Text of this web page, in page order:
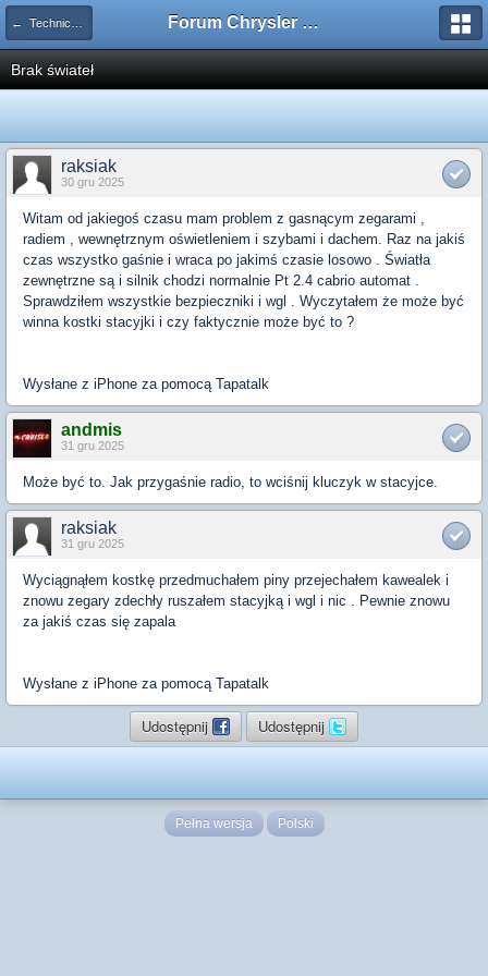
← Techniczny podstawowy Forum Chrysler PT Cruiser
Brak świateł
raksiak
30 gru 2025
Witam od jakiegoś czasu mam problem z gasnącym zegarami ,
radiem , wewnętrznym oświetleniem i szybami i dachem. Raz na jakiś
czas wszystko gaśnie i wraca po jakimś czasie losowo . Światła
zewnętrzne są i silnik chodzi normalnie Pt 2.4 cabrio automat .
Sprawdziłem wszystkie bezpieczniki i wgl . Wyczytałem że może być
winna kostki stacyjki i czy faktycznie może być to ?
Wysłane z iPhone za pomocą Tapatalk
andmis
31 gru 2025
Może być to. Jak przygaśnie radio, to wciśnij kluczyk w stacyjce.
raksiak
31 gru 2025
Wyciągnąłem kostkę przedmuchałem piny przejechałem kawealek i
znowu zegary zdechły ruszałem stacyjką i wgl i nic . Pewnie znowu
za jakiś czas się zapala
Wysłane z iPhone za pomocą Tapatalk
Udostępnij Udostępnij
Pełna wersja Polski